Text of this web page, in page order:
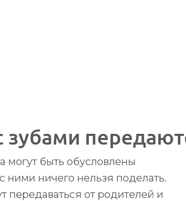
, Ярославль ,ул. Некрасова, д.41
, Ярославль ,ул. Некрасова, д.41
могут быть обусловлены
ними ничего нельзя поделать.
передаваться от родителей и